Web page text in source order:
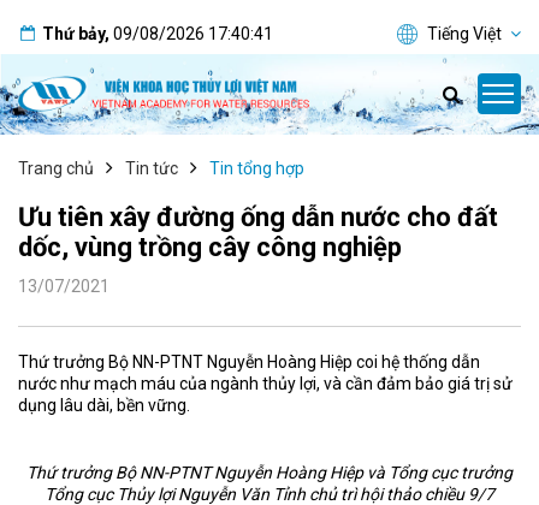
Thứ bảy, 09/08/2026 17:40:42 Tiếng Việt
Trang chủ Tin tức Tin tổng hợp
Ưu tiên xây đường ống dẫn nước cho đất
dốc, vùng trồng cây công nghiệp
13/07/2021
Thứ trưởng Bộ NN-PTNT Nguyễn Hoàng Hiệp coi hệ thống dẫn
nước như mạch máu của ngành thủy lợi, và cần đảm bảo giá trị sử
dụng lâu dài, bền vững.
Thứ trưởng Bộ NN-PTNT Nguyễn Hoàng Hiệp và Tổng cục trưởng
Tổng cục Thủy lợi Nguyễn Văn Tỉnh chủ trì hội thảo chiều 9/7